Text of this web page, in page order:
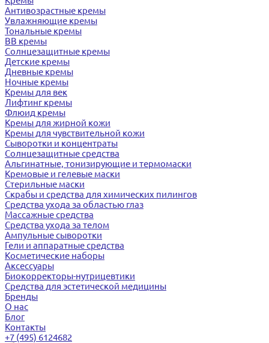
Антивозрастные кремы
Увлажняющие кремы
Тональные кремы
BB кремы
Солнцезащитные кремы
Детские кремы
Дневные кремы
Ночные кремы
Кремы для век
Лифтинг кремы
Флюид кремы
Кремы для жирной кожи
Кремы для чувствительной кожи
Сыворотки и концентраты
Солнцезащитные средства
Альгинатные, тонизирующие и термомаски
Кремовые и гелевые маски
Стерильные маски
Скрабы и средства для химических пилингов
Средства ухода за областью глаз
Массажные средства
Средства ухода за телом
Ампульные сыворотки
Гели и аппаратные средства
Косметические наборы
Аксессуары
Биокорректоры-нутрицевтики
Средства для эстетической медицины
Бренды
О нас
Блог
Контакты
+7 (495) 6124682